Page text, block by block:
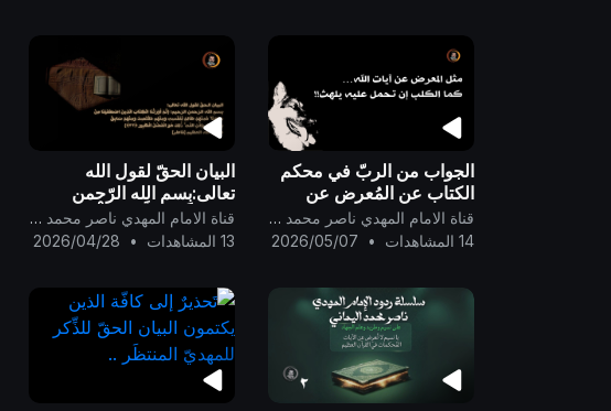
الجواب من الربّ في محكم
الكتاب عن المُعرض عن
الدعوة إلى اتّباع آيات الكتاب،
فما مثَله في الكتاب ؟
قناة الامام المهدي ناصر محمد اليماني
14 المشاهدات
•
2026/05/07
البيان الحقّ لقول الله
تعالى:بِسمِ الله الرّحمنِ
الرّحيم: {ثُمَّ أَوْرَثْنَا الْكِتَابَ
الَّذِينَ اصْطَفَيْنَا مِنْ عِبَادِنَا ۖ....}
قناة الامام المهدي ناصر محمد اليماني
13 المشاهدات
•
2026/04/28